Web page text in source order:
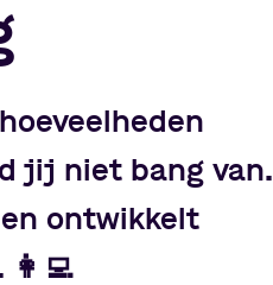
jij niet bang van.
ontwikkelt
👩‍💻